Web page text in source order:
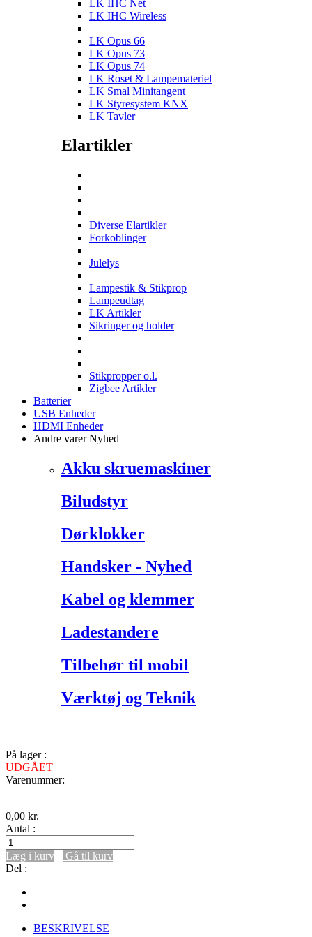
LK IHC Net
LK IHC Wireless
LK Opus 66
LK Opus 73
LK Opus 74
LK Roset & Lampemateriel
LK Smal Minitangent
LK Styresystem KNX
LK Tavler
Elartikler
Diverse Elartikler
Forkoblinger
Julelys
Lampestik & Stikprop
Lampeudtag
LK Artikler
Sikringer og holder
Stikpropper o.l.
Zigbee Artikler
Batterier
USB Enheder
HDMI Enheder
Andre varerNyhed
Akku skruemaskiner
Biludstyr
Dørklokker
Handsker - Nyhed
Kabel og klemmer
Ladestandere
Tilbehør til mobil
Værktøj og Teknik
På lager :
UDGÅET
Varenummer:
0,00 kr.
Antal :
Læg i kurv
Gå til kurv
Del :
BESKRIVELSE